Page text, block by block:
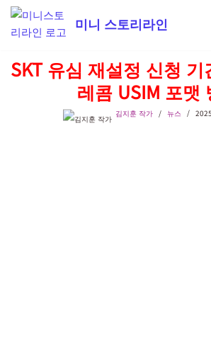
콘
츠
미니 스토리라인
SKT 유심 재설정 신청 기
레콤 USIM 포맷
김지훈 작가 뉴스